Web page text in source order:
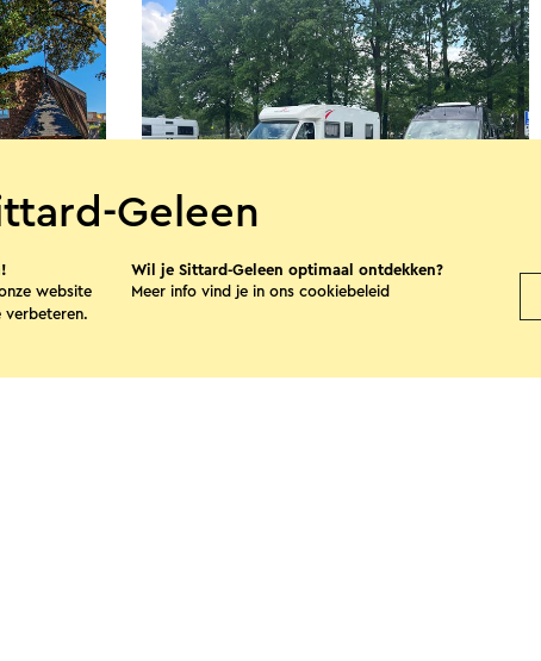
Camperplaats Sittard De Nieuwe
Hateboer
Geleen
website
verbeteren.
Wil je Sittard-Geleen optimaal ontdekken?
Meer info vind je in ons cookiebeleid